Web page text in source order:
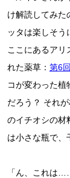
け解読してみた
ッタは楽しそう
ここにあるアリ
れた薬草： 第6回
コが変わった植
だろう？ それ
のイチオシの材
は小さな瓶で、
「ん、これは